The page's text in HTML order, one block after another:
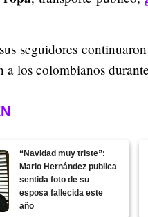
seguidores
a los colombianos
“Navidad muy triste”:
Mario Hernández publica
sentida foto de su
esposa fallecida este
año